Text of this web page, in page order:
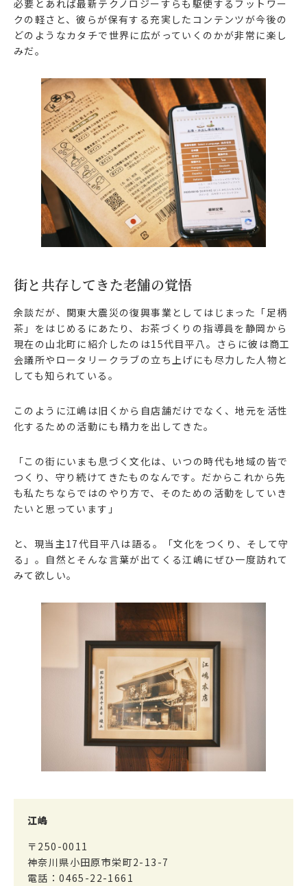
必要とあれば最新テクノロジーすらも駆使するフットワー
クの軽さと、彼らが保有する充実したコンテンツが今後の
どのようなカタチで世界に広がっていくのかが非常に楽し
みだ。
街と共存してきた老舗の覚悟
余談だが、関東大震災の復興事業としてはじまった「足柄
茶」をはじめるにあたり、お茶づくりの指導員を静岡から
現在の山北町に紹介したのは15代目平八。さらに彼は商工
会議所やロータリークラブの立ち上げにも尽力した人物と
しても知られている。
このように江嶋は旧くから自店舗だけでなく、地元を活性
化するための活動にも精力を出してきた。
「この街にいまも息づく文化は、いつの時代も地域の皆で
つくり、守り続けてきたものなんです。だからこれから先
も私たちならではのやり方で、そのための活動をしていき
たいと思っています」
と、現当主17代目平八は語る。「文化をつくり、そして守
る」。自然とそんな言葉が出てくる江嶋にぜひ一度訪れて
みて欲しい。
江嶋
〒250-0011
神奈川県小田原市栄町2-13-7
電話：0465-22-1661